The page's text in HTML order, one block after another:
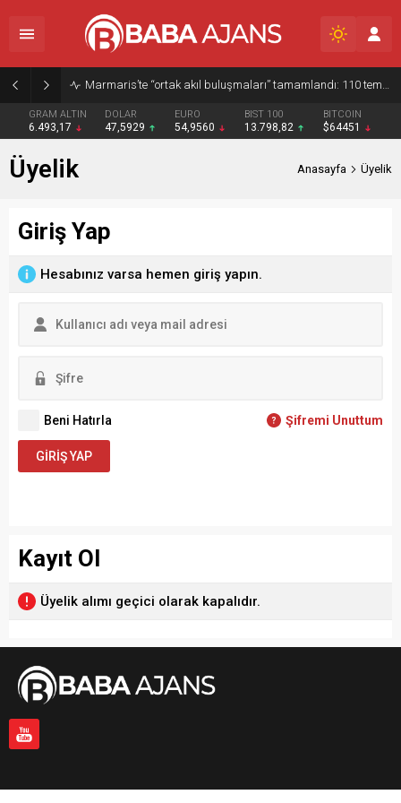
Marmaris’te “ortak akıl buluşmaları” tamamlandı: 110 temsilciyle kentin 2050 vizyonu ele alındı
GRAM ALTIN
6.493,17
DOLAR
47,5929
EURO
54,9560
BIST 100
13.798,82
BITCOIN
$64451
Üyelik Anasayfa Üyelik
Giriş Yap
Hesabınız varsa hemen giriş yapın.
Beni Hatırla Şifremi Unuttum
GIRIŞ YAP
Kayıt Ol
Üyelik alımı geçici olarak kapalıdır.